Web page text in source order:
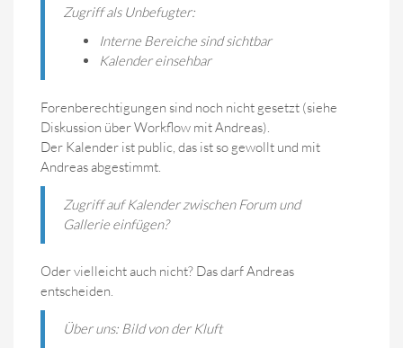
Zugriff als Unbefugter:
Interne Bereiche sind sichtbar
Kalender einsehbar
Forenberechtigungen sind noch nicht gesetzt (siehe
Diskussion über Workflow mit Andreas).
Der Kalender ist public, das ist so gewollt und mit
Andreas abgestimmt.
Zugriff auf Kalender zwischen Forum und
Gallerie einfügen?
Oder vielleicht auch nicht? Das darf Andreas
entscheiden.
Über uns: Bild von der Kluft